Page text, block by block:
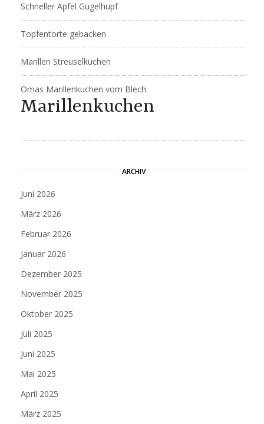
Schneller Apfel Gugelhupf
Topfentorte gebacken
Marillen Streuselkuchen
Omas Marillenkuchen vom Blech
Marillenkuchen
ARCHIV
Juni 2026
März 2026
Februar 2026
Januar 2026
Dezember 2025
November 2025
Oktober 2025
Juli 2025
Juni 2025
Mai 2025
April 2025
März 2025